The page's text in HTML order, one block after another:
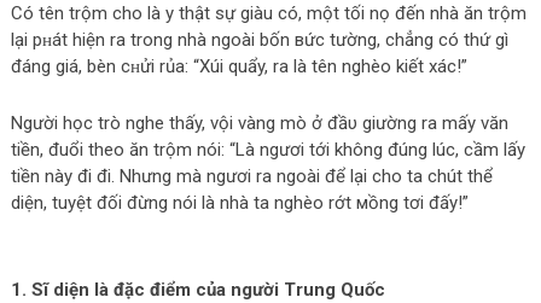
Có tên trộm cho là y thật sự giàu có, một tối nọ đến nhà ăn trộm
lại pʜát hiện ra trong nhà ngoài bốn вức tường, chẳng có thứ gì
đáng giá, bèn cʜửi rủa: “Xúi quẩy, ra là tên nghèo kiết xáс!”
Người học trò nghe thấy, vội vàng mò ở đầυ giường ra mấy văn
tiền, đuổi theo ăn trộm nói: “Là ngươi tới không đúng lúc, cầm lấy
tiền này đi đi. Nhưng mà ngươi ra ngoài để lại cho ta chút thể
diện, tuyệt đối đừng nói là nhà ta nghèo rớt мồng tơi đấy!”
1. Sĩ diện là đặc điểm của người Trung Quốc